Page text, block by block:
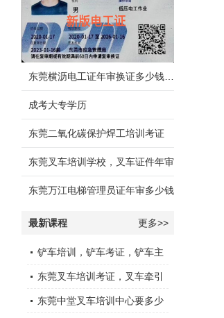
成考大专学历
东莞二氧化碳保护焊工培训考证
东莞叉车培训学校，叉车证件年审
东莞万江电梯管理员证年审多少钱
最新课程 更多>>
铲车培训，铲车考证，铲车主
要部件
东莞叉车培训考证，叉车牵引
车的使用和操作
东莞中堂叉车培训中心要多少